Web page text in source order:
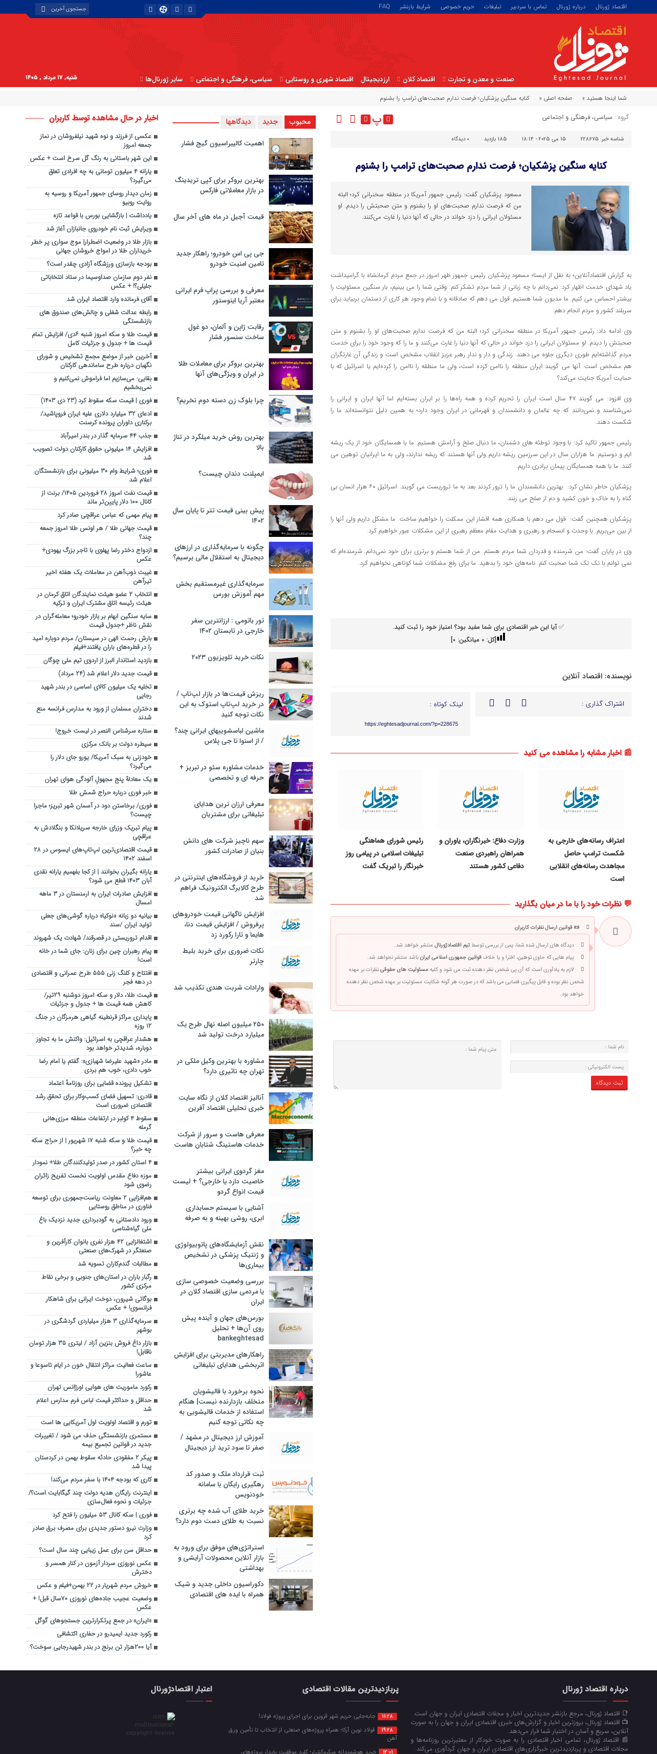
اقتصاد ژورنال درباره ژورنال تماس با سردبیر تبلیغات حریم خصوصی شرایط بازنشر FAQ
صنعت و معدن و تجارت اقتصاد کلان ارزدیجیتال اقتصاد شهری و روستایی سیاسی، فرهنگی و اجتماعی سایر ژورنال‌ها شنبه, ۱۷ مرداد , ۱۴۰۵
شما اینجا هستید » صفحه اصلی » کنایه سنگین پزشکیان؛ فرصت ندارم صحبت‌های ترامپ را بشنوم
گروه : سیاسی، فرهنگی و اجتماعی پ
شناسه خبر: 228675 15 می 2025 - 18:14 185 بازدید ۰ دیدگاه
کنایه سنگین پزشکیان؛ فرصت ندارم صحبت‌های ترامپ را بشنوم
مسعود پزشکیان گفت: رئیس جمهور آمریکا در منطقه سخنرانی کرد؛ البته
من که فرصت ندارم صحبت‌های او را بشنوم و متن صحبتش را دیدم. او
مسئولان ایرانی را دزد خواند در حالی که آنها دنیا را غارت می‌کنند.
به گزارش اقتصادآنلاین؛ به نقل از ایسنا؛ مسعود پزشکیان رئیس جمهور ظهر امروز در جمع مردم کرمانشاه با گرامیداشت
یاد شهدای خدمت اظهار کرد: نمی‌دانم با چه زبانی از شما مردم تشکر کنم. وقتی شما را می بینیم، بار سنگین مسئولیت را
بیشتر احساس می کنیم. ما مدیون شما هستیم. قول می دهم که صادقانه و با تمام وجود هر کاری از دستمان بربیاید برای
سربلند کشور و مردم انجام دهم.
وی ادامه داد: رئیس جمهور آمریکا در منطقه سخنرانی کرد؛ البته من که فرصت ندارم صحبت‌های او را بشنوم و متن
صحبتش را دیدم. او مسئولان ایرانی را دزد خواند در حالی که آنها دنیا را غارت می‌کنند و ما را که وجود خود را برای خدمت
مردم گذاشته‌ایم طوری دیگری جلوه می دهند. زندگی و دار و ندار رهبر عزیز انقلاب مشخص است و زندگی آن غارتگران
هم مشخص است. آنها می گویند ایران منطقه را ناامن کرده است، ولی ما منطقه را ناامن را کرده‌ایم یا اسرائیل که با
حمایت آمریکا جنایت می‌کند؟
وی افزود: می گویند ۴۷ سال است ایران را تحریم کرده و همه راه‌ها را بر ایران بسته‌ایم اما آنها ایران و ایرانی را
نمی‌شناسند و نمی‌دانند که چه عالمان و دانشمندان و قهرمانی در ایران وجود دارد؛ به همین دلیل نتوانسته‌اند ما را
شکست دهند.
رئیس جمهور تاکید کرد: با وجود توطئه های دشمنان، ما دنبال صلح و آرامش هستیم. ما با همسایگان خود از یک ریشه
ایم و دوستیم. ما هزاران سال در این سرزمین ریشه داریم ولی آنها هستند که ریشه ندارند، ولی به ما ایرانیان توهین می
کنند. ما با همه همسایگان پیمان برادری داریم.
پزشکیان خاطر نشان کرد: بهترین دانشمندان ما را ترور کردند بعد به ما تروریست می گویند. اسرائیل ۶۰ هزار انسان بی
گناه را به خاک و خون کشید و دم از صلح می زنند.
پزشکیان همچنین گفت: قول می دهم با همکاری همه اقشار این ممکلت را خواهیم ساخت. ما مشکل داریم ولی آنها را
از بین می‌بریم. با وحدت و انسجام و رهبری و هدایت مقام معظم رهبری از این مشکلات عبور خواهیم کرد.
وی در پایان گفت: من شرمنده و قدردان شما مردم هستم. من از شما هستم و برتری برای خود نمی‌دانم. شرمنده‌ام که
نمی توانم با تک تک شما صحبت کنم. نامه‌های خود را بدهید. ما برای رفع مشکلات شما کوتاهی نخواهیم کرد.
✅ آیا این خبر اقتصادی برای شما مفید بود؟ امتیاز خود را ثبت کنید.
[کل: 0 میانگین: 0
]
نویسنده: اقتصاد آنلاین
اشتراک گذاری : لینک کوتاه :
https://eghtesadjournal.com/?p=228675
📰 اخبار مشابه را مشاهده می کنید
اعتراف رسانه‌های خارجی به
شکست ترامپ حاصل
مجاهدت رسانه‌های انقلابی
است
وزارت دفاع: خبرنگاران، یاوران و
همراهان راهبردی صنعت
دفاعی کشور هستند
رئیس شورای هماهنگی
تبلیغات اسلامی در پیامی روز
خبرنگار را تبریک گفت
💬 نظرات خود را با ما در میان بگذارید
📜 قوانین ارسال نظرات کاربران
دیدگاه های ارسال شده شما، پس از بررسی توسط تیم اقتصادژورنال منتشر خواهد شد.
پیام هایی که حاوی توهین، افترا و یا خلاف قوانین جمهوری اسلامی ایرانباشد منتشر نخواهد شد.
لازم به یادآوری است که آی پی شخص نظر دهنده ثبت می شود و کلیه مسئولیت های حقوقینظرات بر عهده
شخص نظر بوده و قابل پیگیری قضایی می باشد که در صورت هر گونه شکایت مسئولیت بر عهده شخص نظر دهنده
خواهد بود.
محبوب جدید دیدگاهها
اهمیت کالیبراسیون گیج فشار
بهترین بروکر برای کپی‌ تریدینگ
در بازار معاملاتی فارکس
قیمت آجیل در ماه های آخر سال
جی پی اس خودرو؛ راهکار جدید
تامین امنیت خودرو
معرفی و بررسی پراپ فرم ایرانی
معتبر آریا اینوستور
رقابت ژاپن و آلمان، دو غول
ساخت سنسور فشار
بهترین بروکر برای معاملات طلا
در ایران و ویژگی‌های آنها
چرا بلوک زن دسته دوم نخریم؟
بهترین روش خرید میلگرد در تناژ
بالا
ایمپلنت دندان چیست؟
پیش بینی قیمت تتر تا پایان سال
۱۴۰۲
چگونه با سرمایه‌گذاری در ارزهای
دیجیتال به استقلال مالی برسیم؟
سرمایه‌گذاری غیرمستقیم بخش
مهم آموزش بورس
تور باتومی : ارزانترین سفر
خارجی در تابستان ۱۴۰۲
نکات خرید تلویزیون ۲۰۲۳
ریزش قیمت‌ها در بازار لپ‌تاپ /
در خرید لپ‌تاپ استوک به این
نکات توجه کنید
ماشین لباسشویی‎های ایرانی چند؟
/ از اسنوا تا جی پلاس
خدمات مشاوره سئو در تبریز +
حرفه ای و تخصصی
معرفی ارزان ترین هدایای
تبلیغاتی برای مشتریان
سهم ناچیز شرکت های دانش
بنیان از صادرات کشور
خرید از فروشگاه‌های اینترنتی در
طرح کالابرگ الکترونیک فراهم
شد
افزایش ناگهانی قیمت خودروهای
پرفروش / افزایش قیمت دنا،
هایما و تارا رکورد زد
نکات ضروری برای خرید بلیط
چارتر
وارادات شربت هندی تکذیب شد
۲۵۰ میلیون اصله نهال طرح یک
میلیارد درخت تولید شد
مشاوره با بهترین وکیل ملکی در
تهران چه تاثیری دارد؟
آنالیز اقتصاد کلان از نگاه سایت
خبری تحلیلی اقتصاد آفرین
معرفی هاست و سرور از شرکت
خدمات هاستینگ شتابان هاست
مغز گردوی ایرانی بیشتر
خاصیت دارد یا خارجی؟ + لیست
قیمت انواع گردو
آشنایی با سیستم حسابداری
ابری، روشی بهینه و به صرفه
نقش آزمایشگاه‌های پاتوبیولوژی
و ژنتیک پزشکی در تشخیص
بیماری‌ها
بررسی وضعیت خصوصی سازی
یا مردمی سازی اقتصاد کلان در
ایران
بورس‌های جهان و آینده پیش
روی آن‌ها + تحلیل
bankeghtesad
راهکارهای مدیریتی برای افزایش
اثربخشی هدایای تبلیغاتی
نحوه برخورد با قالیشویان
متخلف بازدارنده نیست| هنگام
استفاده از خدمات قالیشویی به
چه نکاتی توجه کنیم
آموزش ارز دیجیتال در مشهد /
صفر تا سود ترید ارز دیجیتال
ثبت قرارداد ملک و صدور کد
رهگیری رایگان با سامانه
خودنویس
خرید طلای آب شده چه برتری
نسبت به طلای دست دوم دارد؟
استراتژی‌های موفق برای ورود به
بازار آنلاین محصولات آرایشی و
بهداشتی
دکوراسیون داخلی جدید و شیک
همراه با ایده های اقتصادی
اخبار در حال مشاهده توسط کاربران
عکسی از فرزند و نوه شهید نیلفروشان در نماز
جمعه امروز
این شهر باستانی به رنگ گل سرخ است + عکس
یارانه ۴ میلیون تومانی به چه افرادی تعلق
می‌گیرد؟
زمان دیدار روسای جمهور آمریکا و روسیه به
روایت روبیو
یادداشت | بازگشایی بورس با قواعد تازه
ویرایش ثبت نام خودروی جانبازان آغاز شد
بازار طلا در وضعیت اضطرار| موج سواری پر خطر
خریداران طلا در امواج خروشان جهانی
بودجه بازسازی ورزشگاه آزادی چقدر است؟‌
نفر دوم سازمان صداوسیما در ستاد انتخاباتی
جلیلی؟! + عکس
آقای فرمانده وارد اقتصاد ایران شد
رابطه عدالت شغلی و چالش‌های صندوق های
بازنشستگی
قیمت طلا و سکه امروز شنبه ۶دی/ افزایش تمام
قیمت ها + جدول و جزئیات کامل
آخرین خبر از موضع مجمع تشخیص و شورای
نگهبان درباره طرح ساماندهی کارکنان
بقایی: می‌سازیم اما فراموش نمی‌کنیم و
نمی‌بخشیم
فوری | قیمت سکه سقوط کرد (۲۳ دی ۱۴۰۳)
ادعای ۳۲ میلیارد دلاری علیه ایران فروپاشید/
برکناری داوران پرونده کرسنت
جذب ۴۴ سرمایه گذار در بندر امیرآباد
افزایش ۱۴ میلیونی حقوق کارکنان دولت تصویب
شد
فوری؛ شرایط وام ۳۰ میلیونی برای بازنشستگان
اعلام شد
قیمت نفت امروز ۲۸ فروردین ۱۴۰۵/ برنت از
کانال ۱۰۰ دلار پایین‌تر ماند
پیام مهمی که عباس عراقچی صادر کرد
قیمت جهانی طلا / هر اونس طلا امروز جمعه
چند؟
ازدواج دختر رضا پهلوی با تاجر بزرگ یهودی+
عکس
غیبت ذوب‌آهن در معاملات یک هفته اخیر
تیرآهن
انتخاب ۲ عضو هیئت نمایندگان اتاق کرمان در
هیئت رئیسه اتاق مشترک ایران و ترکیه
سایه سنگین ابهام بر بازار خودرو؛ معامله‌گران در
نقش ناظر +جدول قیمت
بارش رحمت الهی در سیستان/ مردم دوباره امید
را در قطره‌های باران یافتند+فیلم
بازدید استاندار البرز از اردوی تیم ملی چوگان
قیمت جدید دلار اعلام شد (۲۴ مرداد)
تخلیه یک میلیون کالای اساسی در بندر شهید
رجایی
دختران مسلمان از ورود به مدارس فرانسه منع
شدند
ستاره سرشناس النصر در لیست خروج!
سیطره دولت بر بانک مرکزی
خودزنی به سبک آمریکا/ یورو جای دلار را
می‌گیرد؟
یک معادلهْ پنج مجهولِ آلودگی هوای تهران
خبر فوری درباره حراج شمش طلا
فوری/ برخاستن دود در آسمان شهر تبریز؛ ماجرا
چیست؟
پیام تبریک وزرای خارجه سریلانکا و بنگلادش به
عراقچی
قیمت اقتصادی‌ترین لپ‌تاپ‌های ایسوس در ۲۸
اسفند ۱۴۰۲
یارانه بگیران بخوانند | از کجا بفهمیم یارانه نقدی
آبان ۱۴۰۳ قطع می شود؟
افزایش صادرات ایران به ارمنستان در ۳ ماهه
امسال
بیانیه دو زبانه «نوکیا» درباره گوشی‌های جعلی
تولید ایران /سند
اقدام تروریستی در قصرقند/ شهادت یک شهروند
پیام رهبران چین برای زنان: جای شما در خانه
است!
افتتاح و کلنگ زنی ۵۵۵ طرح عمرانی و اقتصادی
در دهه فجر
قیمت طلا، دلار و سکه امروز دوشنبه ۲۹تیر/
کاهش همه قیمت ها + جدول و جزئیات
پایداری مراکز قرنطینه گیاهی هرمزگان در جنگ
۱۲ روزه
هشدار عراقچی به اسرائیل: واکنش ما به تجاوز
دوباره، شدیدتر خواهد بود
مادر «شهید علیرضا شهبازی»: گفتم یا امام رضا
خوب دادی، خوب هم بردی
تشکیل پرونده قضایی برای روزنامهٔ اعتماد
قادری: تسهیل فضای کسب‌وکار برای تحقق رشد
اقتصادی ضروری است
سقوط ۴‌ کولبر در ارتفاعات منطقه مرزی‌هانی
گرمله
قیمت طلا و سکه شنبه ۱۷ شهریور | از حراج سکه
چه خبر؟
۴ استان کشور در صدر تولیدکنندگان طلا+ نمودار
موزه دفاع مقدس اولویت نخست تفریح زائران
رضوی شود
هم‌افزایی ۲ معاونت ریاست‌جمهوری برای توسعه
فناوری در مناطق روستایی
ورود دادستانی به گودبرداری جدید نزدیک باغ
ملی گیاه‌شناسی
اشتغالزایی ۴۲ هزار نفری بانوان کارآفرین و
صنعتگر در شهرک‌های صنعتی
مطالبات گندم‌کاران تسویه شد
رگبار باران در استان‌های جنوبی و برخی نقاط
مرکزی کشور
بوگاتی شیرون، دوخت ایرانی برای شاهکار
فرانسوی! + عکس
سرمایه‌گذاری ۳ هزار میلیاردی گردشگری در
بوشهر
بازار داغ فروش بنزین آزاد / لیتری ۳۵ هزار تومان
ناقابل!
ساعت فعالیت مراکز انتقال خون در ایام تاسوعا و
عاشورا
رکورد ماموریت های هوایی اورژانس تهران
حداقل و حداکثر قیمت لباس فرم مدارس اعلام
شد
تورم و اقتصاد اولویت اول آمریکایی ها است
مستمری بازنشستگی حذف می شود / تغییرات
جدید در قوانین تجمیع بیمه
پیکر ۲ مفقودی حادثه سقوط بهمن در کردستان
پیدا شد
کاری که بودجه ۱۴۰۴ با سفر مردم می‌کند!
اینترنت رایگان هدیه دولت چند گیگابایت است؟/
جزئیات و نحوه فعال‌سازی
فوری | سکه کانال ۵۳ میلیون را فتح کرد
وزارت نیرو دستور جدیدی برای مصرف برق صادر
کرد
حداقل سن برای عمل زیبایی چند سال است؟
عکس نوروزی سردار آزمون در کنار همسر و
دخترش
خروش مردم شهریار در ۲۲ بهمن+فیلم و عکس
وضعیت عجیب جاده‌های نوروزی ۷۰سال قبل! +
عکس
«ایران» در جمع پرتکرارترین جستجوهای گوگل
رکورد جدید ایمیدرو در حفاری اکتشافی
آیا ۲۰۰هزار تن برنج در بندر شهیدرجایی سوخت؟
درباره اقتصاد ژورنال
📑 اقتصاد ژورنال، مرجع بازنشر جدیدترین اخبار و مجلات اقتصادی ایران و جهان است.
📺 اقتصاد ژورنال، بروزترین اخبار و گزارش‌های خبری اقتصادی ایران و جهان را به صورت
آنلاین، سریع و آسان در اختیار شما قرار می‌‌دهد.
📰 اقتصاد ژورنال، تمامی اخبار اقتصادی را به صورت خودکار از معتبرترین روزنامه‌ها و
مجلات اقتصادی و پربازدیدترین خبرگزاری‌های اقتصادی ایران و جهان گردآوری می‌کند.
پربازدیدترین مقالات اقتصادی
11:28 جابه‌جایی حریم شهر قزوین برای اجرای پروژه فولاد!
19:28
فولاد نوین آرکا؛ همراه پروژه‌های صنعتی از انتخاب تا تأمین ورق
آهن
12:01 خرید هوشمندانه میکروکنترلر؛ کلید موفقیت پایدار پروژه‌های
اعتبار اقتصادژورنال